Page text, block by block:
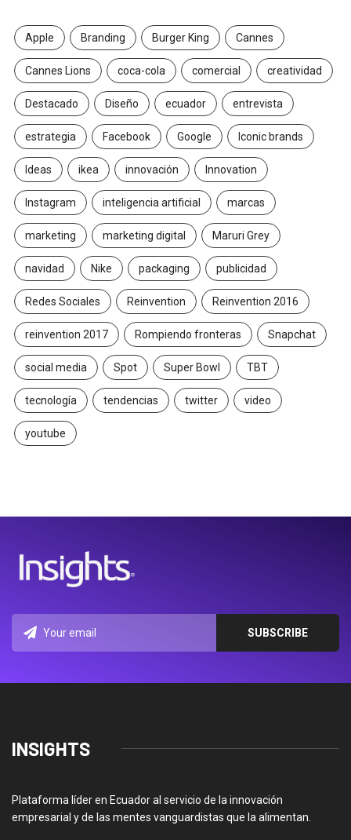
Apple Branding Burger King Cannes
Cannes Lions coca-cola comercial creatividad
Destacado Diseño ecuador entrevista
estrategia Facebook Google Iconic brands
Ideas ikea innovación Innovation
Instagram inteligencia artificial marcas
marketing marketing digital Maruri Grey
navidad Nike packaging publicidad
Redes Sociales Reinvention Reinvention 2016
reinvention 2017 Rompiendo fronteras Snapchat
social media Spot Super Bowl TBT
tecnología tendencias twitter video
youtube
INSIGHTS
Plataforma líder en Ecuador al servicio de la innovación
empresarial y de las mentes vanguardistas que la alimentan.